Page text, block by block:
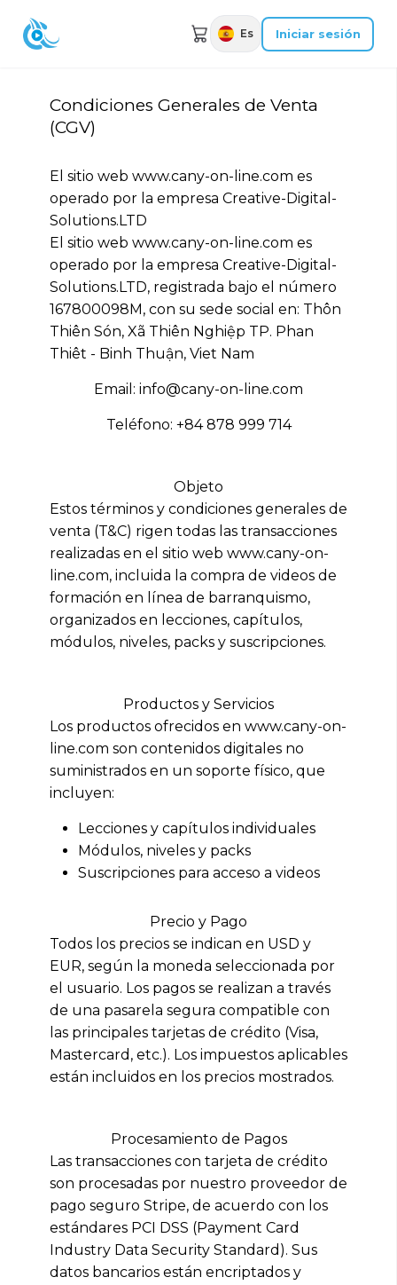
Es Iniciar sesión
Condiciones Generales de Venta
(CGV)
El sitio web www.cany-on-line.com es
operado por la empresa Creative-Digital-
Solutions.LTD
El sitio web www.cany-on-line.com es
operado por la empresa Creative-Digital-
Solutions.LTD, registrada bajo el número
167800098M, con su sede social en: Thôn
Thiên Són, Xã Thiên Nghiệp TP. Phan
Thiêt - Binh Thuận, Viet Nam
Email: info@cany-on-line.com
Teléfono: +84 878 999 714
Objeto
Estos términos y condiciones generales de
venta (T&C) rigen todas las transacciones
realizadas en el sitio web www.cany-on-
line.com, incluida la compra de videos de
formación en línea de barranquismo,
organizados en lecciones, capítulos,
módulos, niveles, packs y suscripciones.
Productos y Servicios
Los productos ofrecidos en www.cany-on-
line.com son contenidos digitales no
suministrados en un soporte físico, que
incluyen:
Lecciones y capítulos individuales
Módulos, niveles y packs
Suscripciones para acceso a videos
Precio y Pago
Todos los precios se indican en USD y
EUR, según la moneda seleccionada por
el usuario. Los pagos se realizan a través
de una pasarela segura compatible con
las principales tarjetas de crédito (Visa,
Mastercard, etc.). Los impuestos aplicables
están incluidos en los precios mostrados.
Procesamiento de Pagos
Las transacciones con tarjeta de crédito
son procesadas por nuestro proveedor de
pago seguro Stripe, de acuerdo con los
estándares PCI DSS (Payment Card
Industry Data Security Standard). Sus
datos bancarios están encriptados y